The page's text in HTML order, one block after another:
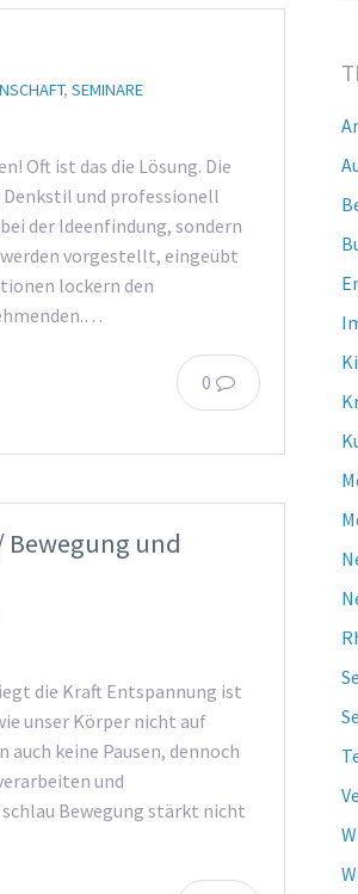
, SEMINARE
Oft ist das die Lösung. Die
Denkstil und professionell
der Ideenfindung, sondern
werden vorgestellt, eingeübt
lockern den
0
Bewegung und
die Kraft Entspannung ist
unser Körper nicht auf
keine Pausen, dennoch
und
Bewegung stärkt nicht